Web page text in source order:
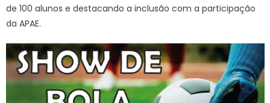
de 100 alunos e destacando a inclusão com a participação
da APAE.